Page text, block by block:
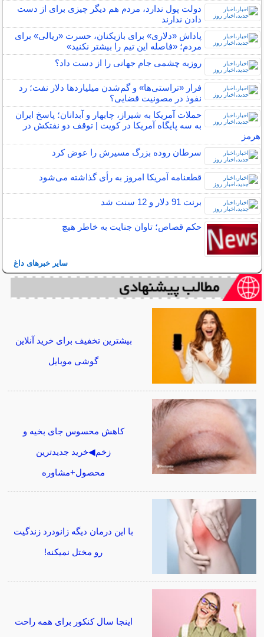
دولت پول ندارد، مردم هم دیگر چیزی برای از دست
دادن ندارند
پاداش «دلاری» برای بازیکنان، حسرت «ریالی» برای
مردم؛ «فاصله این تیم را بیشتر نکنید»
روزبه چشمی جام جهانی را از دست داد؟
فرار «تراستی‌ها» و گم‌شدن میلیاردها دلار نفت؛ رد
نفوذ در مصونیت قضایی؟
حملات آمریکا به شیراز، چابهار و آبدانان؛ پاسخ ایران
به سه پایگاه آمریکا در کویت | توقف دو نفتکش در
هرمز
سرطان روده بزرگ مسیرش را عوض کرد
قطعنامه آمریکا امروز به رأی گذاشته می‌شود
برنت 91 دلار و 12 سنت شد
حکم قصاص؛ تاوان جنایت به خاطر هیچ
سایر خبرهای داغ
بیشترین تخفیف برای خرید آنلاین
گوشی موبایل
کاهش محسوس جای بخیه و
زخم◀خرید جدیدترین
محصول+مشاوره
با این درمان دیگه زانودرد زندگیت
رو مختل نمیکنه!
اینجا سال کنکور برای همه راحت